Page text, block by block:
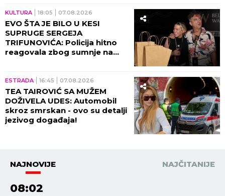
KULTURA 18:05 07.08.2026
EVO ŠTA JE BILO U KESI
SUPRUGE SERGEJA
TRIFUNOVIĆA: Policija hitno
reagovala zbog sumnje na
ESTRADA 16:45 07.08.2026
TEA TAIROVIĆ SA MUŽEM
DOŽIVELA UDES: Automobil
skroz smrskan - ovo su detalji
jezivog događaja!
NAJNOVIJE NAJČITANIJE
08:02